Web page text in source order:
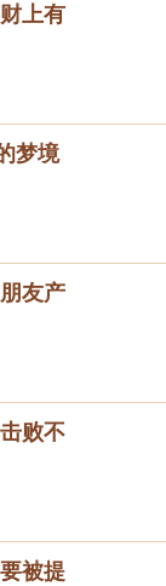
上有
梦境
友产
败不
被提